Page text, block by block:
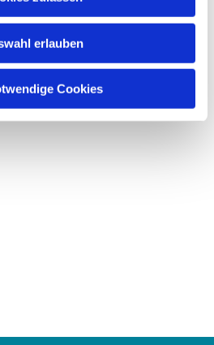
erlauben
Cookies